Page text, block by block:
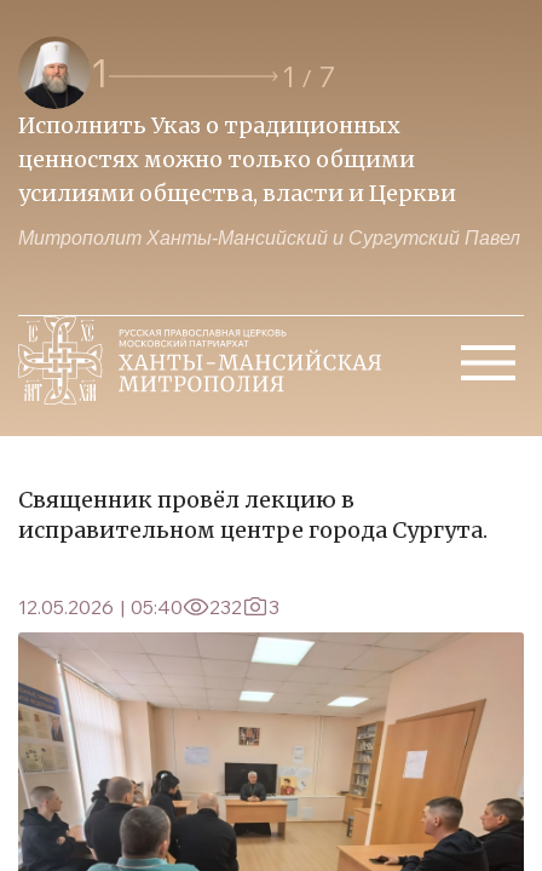
1 1 / 7
Исполнить Указ о традиционных
ценностях можно только общими
усилиями общества, власти и Церкви
Митрополит Ханты-Мансийский и Сургутский Павел
Священник провёл лекцию в
исправительном центре города Сургута.
12.05.2026 | 05:40 232 3